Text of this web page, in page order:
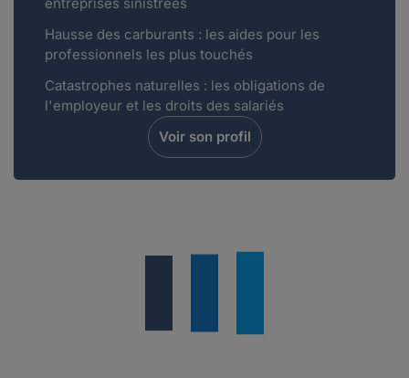
Hausse des carburants : les aides pour les
professionnels les plus touchés
Catastrophes naturelles : les obligations de
l'employeur et les droits des salariés
Voir son profil